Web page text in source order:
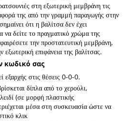
στη εξωτερική μεμβράνη τις
της από την γραμμή παραγωγής στην
ότι η βαλίτσα δεν έχει
να δείτε το πραγματικό χρώμα της
την προστατευτική μεμβράνη,
επιφάνεια της βαλίτσας.
κωδικό σας
εξαρχής στις θέσεις 0-0-0.
δίπλα από το χερούλι,
(σε μορφή πλαστικής
μέσα στη συσκευασία ώστε να
κλικ